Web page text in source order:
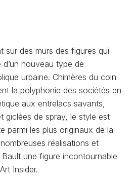
sur des murs des figures qui
nouveau type de
urbaine. Chimères du coin
la polyphonie des sociétés en
aux entrelacs savants,
giclées de spray, le style est
parmi les plus originaux de la
réalisations et
une figure incontournable
Insider.